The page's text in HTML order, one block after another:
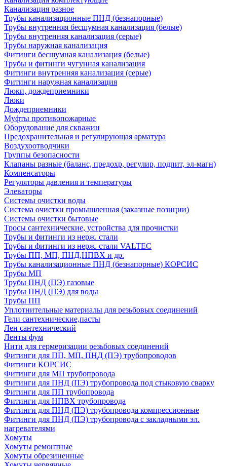
Канализация разное
Трубы канализационные ПНД (безнапорные)
Трубы внутренняя бесшумная канализация (белые)
Трубы внутренняя канализация (серые)
Трубы наружная канализация
Фитинги бесшумная канализация (белые)
Трубы и фитинги чугунная канализация
Фитинги внутренняя канализация (серые)
Фитинги наружная канализация
Люки, дождеприемники
Люки
Дождеприемники
Муфты противопожарные
Оборудование для скважин
Предохранительная и регулирующая арматура
Воздухоотводчики
Группы безопасности
Клапаны разные (баланс, предохр, регулир, подпит, эл-магн)
Компенсаторы
Регуляторы давления и температуры
Элеваторы
Системы очистки воды
Система очистки промышленная (заказные позиции)
Системы очистки бытовые
Тросы сантехнические, устройства для прочистки
Трубы и фитинги из нерж. стали
Трубы и фитинги из нерж. стали VALTEC
Трубы ПП, МП, ПНД,НПВХ и др.
Трубы канализационные ПНД (безнапорные) КОРСИС
Трубы МП
Трубы ПНД (ПЭ) газовые
Трубы ПНД (ПЭ) для воды
Трубы ПП
Уплотнительные материалы для резьбовых соединений
Гели сантехнические,пасты
Лен сантехнический
Ленты фум
Нити для гермеризации резьбовых соединений
Фитинги для ПП, МП, ПНД (ПЭ) трубопроводов
Фитинги КОРСИС
Фитинги для МП трубопровода
Фитинги для ПНД (ПЭ) трубопровода под стыковую сварку
Фитинги для ПП трубопровода
Фитинги для НПВХ трубопровода
Фитинги для ПНД (ПЭ) трубопровода компрессионные
Фитинги для ПНД (ПЭ) трубопровода с закладными эл.
нагревателями
Хомуты
Хомуты ремонтные
Хомуты обрезиненные